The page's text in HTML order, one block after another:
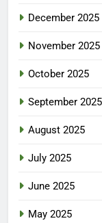
December 2025
November 2025
October 2025
September 2025
August 2025
July 2025
June 2025
May 2025